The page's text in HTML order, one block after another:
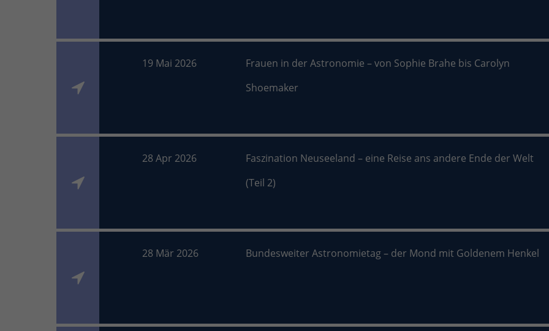
19 Mai 2026
Frauen in der Astronomie – von Sophie Brahe bis Carolyn
Shoemaker
28 Apr 2026
Faszination Neuseeland – eine Reise ans andere Ende der Welt
(Teil 2)
28 Mär 2026 Bundesweiter Astronomietag – der Mond mit Goldenem Henkel